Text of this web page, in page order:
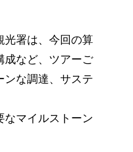
光署は、今回の算
成など、ツアーご
ンな調達、サステ
なマイルストーン